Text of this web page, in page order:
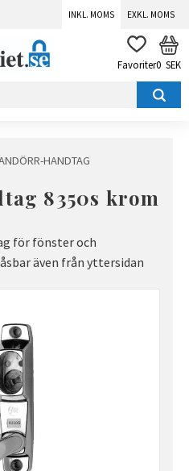
INKL. MOMS EXKL. MOMS
FAVORITER
0 SEK
HANDTAG
8350s krom
för fönster och
även från yttersidan